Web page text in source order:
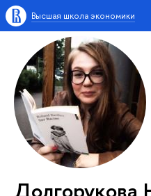
Высшая школа экономики
Долгорукова